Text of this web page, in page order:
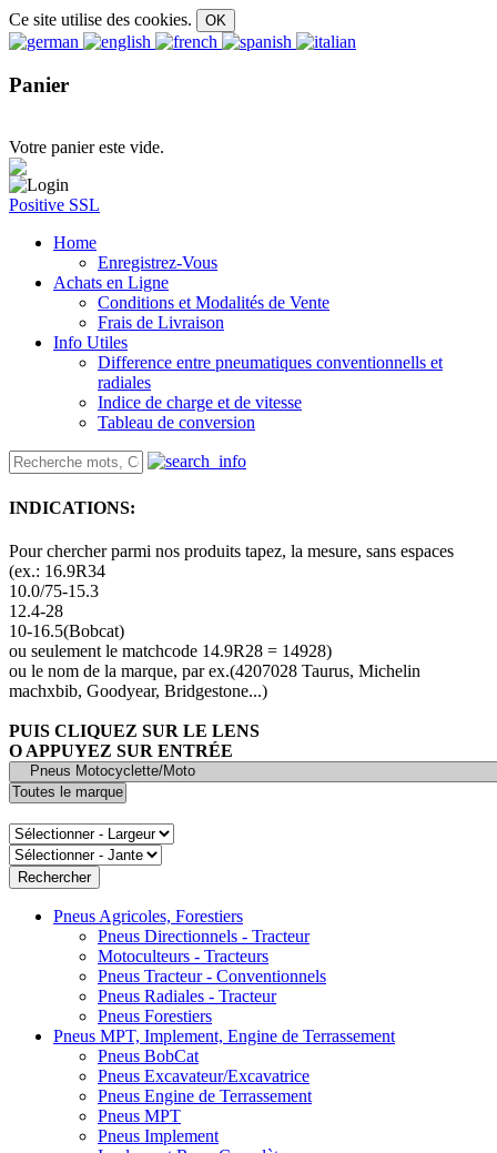
Ce site utilise des cookies.
Panier
Votre panier este vide.
Positive SSL
Home
Enregistrez-Vous
Achats en Ligne
Conditions et Modalités de Vente
Frais de Livraison
Info Utiles
Difference entre pneumatiques conventionnells et
radiales
Indice de charge et de vitesse
Tableau de conversion
INDICATIONS:
Pour chercher parmi nos produits tapez, la mesure, sans espaces
(ex.: 16.9R34
10.0/75-15.3
12.4-28
10-16.5(Bobcat)
ou seulement le matchcode 14.9R28 = 14928)
ou le nom de la marque, par ex.(4207028 Taurus, Michelin
machxbib, Goodyear, Bridgestone...)
PUIS CLIQUEZ SUR LE LENS
O APPUYEZ SUR ENTRÉE
Pneus Agricoles, Forestiers
Pneus Directionnels - Tracteur
Motoculteurs - Tracteurs
Pneus Tracteur - Conventionnels
Pneus Radiales - Tracteur
Pneus Forestiers
Pneus MPT, Implement, Engine de Terrassement
Pneus BobCat
Pneus Excavateur/Excavatrice
Pneus Engine de Terrassement
Pneus MPT
Pneus Implement